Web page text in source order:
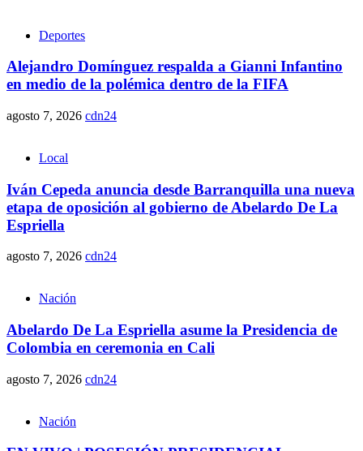
Deportes
Alejandro Domínguez respalda a Gianni Infantino
en medio de la polémica dentro de la FIFA
agosto 7, 2026 cdn24
Local
Iván Cepeda anuncia desde Barranquilla una nueva
etapa de oposición al gobierno de Abelardo De La
Espriella
agosto 7, 2026 cdn24
Nación
Abelardo De La Espriella asume la Presidencia de
Colombia en ceremonia en Cali
agosto 7, 2026 cdn24
Nación